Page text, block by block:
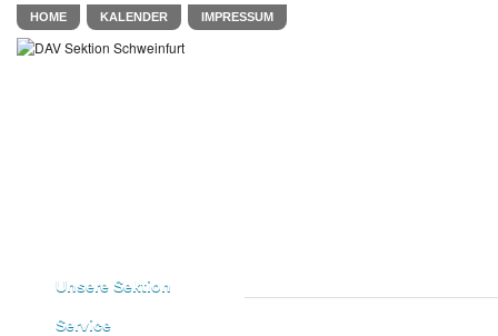
HOME KALENDER IMPRESSUM
Unsere Sektion
Service